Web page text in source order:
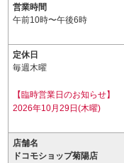
営業時間
午前10時〜午後6時
定休日
毎週木曜
【臨時営業日のお知らせ】
2026年10月29日(木曜)
店舗名
ドコモショップ菊陽店